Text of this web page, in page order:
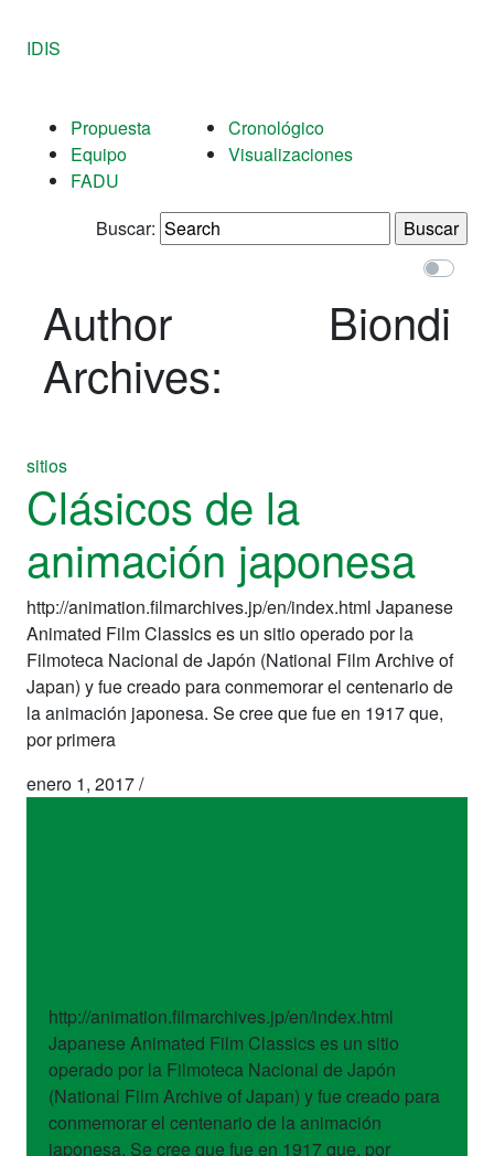
IDIS
Propuesta
Equipo
FADU
Cronológico
Visualizaciones
Buscar:
Author
Archives:
Biondi
sitios
Clásicos de la
animación japonesa
http://animation.filmarchives.jp/en/index.html Japanese
Animated Film Classics es un sitio operado por la
Filmoteca Nacional de Japón (National Film Archive of
Japan) y fue creado para conmemorar el centenario de
la animación japonesa. Se cree que fue en 1917 que,
por primera
enero 1, 2017/
http://animation.filmarchives.jp/en/index.html
Japanese Animated Film Classics es un sitio
operado por la Filmoteca Nacional de Japón
(National Film Archive of Japan) y fue creado para
conmemorar el centenario de la animación
japonesa. Se cree que fue en 1917 que, por